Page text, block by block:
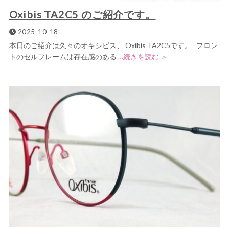
Oxibis TA2C5 のご紹介です。
2025-10-18
本日のご紹介は久々のオキシビス、 Oxibis TA2C5です。 フロン
トのセルフレームは存在感のある …続きを読む ＞